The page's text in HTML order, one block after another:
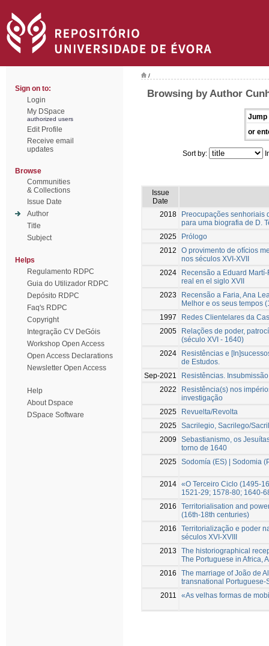
Sign on to:
Login
My DSpace
authorized users
Edit Profile
Receive email
updates
Browse
Communities
& Collections
Issue Date
Author
Title
Subject
Helps
Regulamento RDPC
Guia do Utilizador RDPC
Depósito RDPC
Faq's RDPC
Copyright
Integração CV DeGóis
Workshop Open Access
Open Access Declarations
Newsletter Open Access
Help
About Dspace
DSpace Software
/
Browsing by Author
Jump
or
Sort by:
Issue
Date
2018
Preocupações senhoriais
para uma biografia de D.
2025
Prólogo
2012
O provimento de ofícios
nos séculos XVI-XVII
2024
Recensão a Eduard
real en el siglo XVII
2023
Recensão a Faria, Ana
Melhor e os seus tempos
1997
Redes Clientelares da
2005
Relações de poder,
(século XVI - 1640)
2024
Resistências e
de Estudos.
Sep-2021
Resistências.
2022
Resistência(s) nos
investigação
2025
Revuelta/Revolta
2025 Sacrilegio, Sacrilego/
2009
Sebastianismo, os
torno de 1640
2025 Sodomía (ES) | Sodomia
2014 «O Terceiro Ciclo (1495-
1521-29; 1578-80; 1640-
2016
Territorialisation and
(16th-18th centuries)
2016
Territorialização e poder
séculos XVI-XVIII
2013
The historiographical
The Portuguese in Africa,
2016
The marriage of João de
transnational Portuguese-
2011
«As velhas formas de